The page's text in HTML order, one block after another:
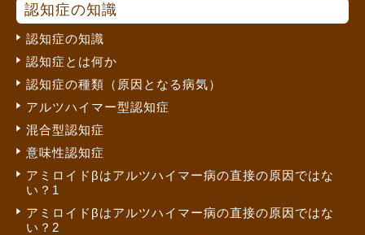
認知症の知識
認知症の知識
認知症とは何か
認知症の種類（原因となる病気）
アルツハイマー型認知症
混合型認知症
意味性認知症
アミロイドβはアルツハイマー病の直接の原因ではな
い？1
アミロイドβはアルツハイマー病の直接の原因ではな
い？2